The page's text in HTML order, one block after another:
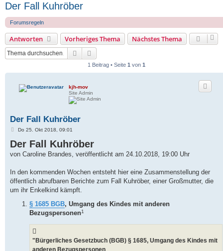
Der Fall Kuhröber
Forumsregeln
Antworten Vorheriges Thema
Nächstes Thema
Suche
1 Beitrag • Seite 1 von 1
kjh-mov
Site Admin
Der Fall Kuhröber
B
i
t
r
Do 25. Okt 2018, 09:01
Der Fall Kuhröber
von Caroline Brandes, veröffentlicht am 24.10.2018, 19:00 Uhr
In den kommenden Wochen entsteht hier eine Zusammenstellung der
öffentlich abrufbaren Berichte zum Fall Kuhröber, einer Großmutter, die
um ihr Enkelkind kämpft.
§ 1685 BGB, Umgang des Kindes mit anderen
Bezugspersonen1
"Bürgerliches Gesetzbuch (BGB) § 1685, Umgang des Kindes mit
anderen Bezugspersonen